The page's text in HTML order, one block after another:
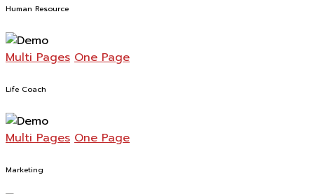
Human Resource
Multi Pages One Page
Life Coach
Multi Pages One Page
Marketing